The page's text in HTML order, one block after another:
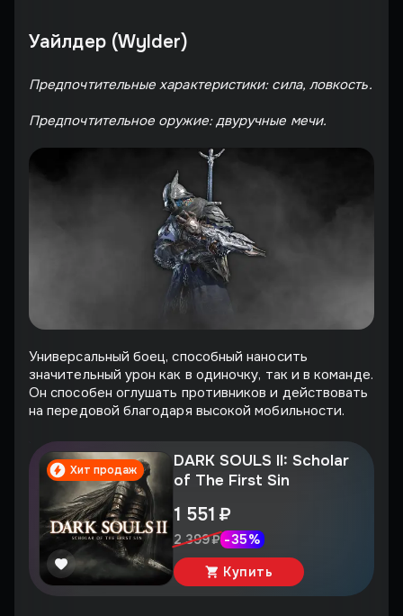
Уайлдер (Wylder)
Предпочтительные характеристики: сила, ловкость.
Предпочтительное оружие: двуручные мечи.
Универсальный боец, способный наносить
значительный урон как в одиночку, так и в команде.
Он способен оглушать противников и действовать
на передовой благодаря высокой мобильности.
Хит продаж
DARK SOULS II: Scholar
of The First Sin
1 551 ₽
2 399 ₽ -35%
Купить